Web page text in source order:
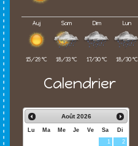
Auj
15/29 °C
Sam
18/33 °C
Dim
17/30 °C
Lun
18/30 °C
Calendrier
Août 2026
Lu Ma Me Je Ve Sa
Di
1
2